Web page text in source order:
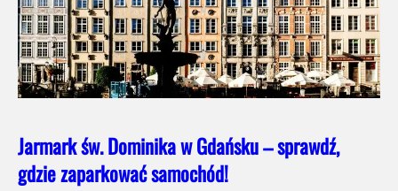
Jarmark św. Dominika w Gdańsku – sprawdź,
gdzie zaparkować samochód!